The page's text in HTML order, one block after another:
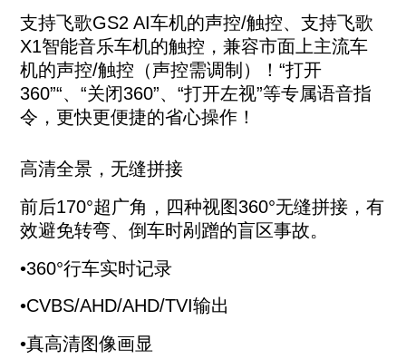
支持飞歌GS2 AI车机的声控/触控、支持飞歌
X1智能音乐车机的触控，兼容市面上主流车
机的声控/触控（声控需调制）！“打开
360”“、“关闭360”、“打开左视”等专属语音指
令，更快更便捷的省心操作！
高清全景，无缝拼接
前后170°超广角，四种视图360°无缝拼接，有
效避免转弯、倒车时剐蹭的盲区事故。
•360°行车实时记录
•CVBS/AHD/AHD/TVI输出
•真高清图像画显